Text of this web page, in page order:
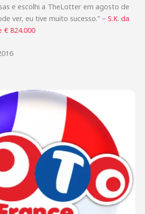
e escolhi a TheLotter em agosto de
ver, eu tive muito sucesso.” – S.K. da
€ 824.000